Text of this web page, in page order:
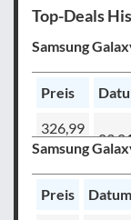
Top-Deals
Samsung
Preis
326,99
€
Samsung
Preis Datum